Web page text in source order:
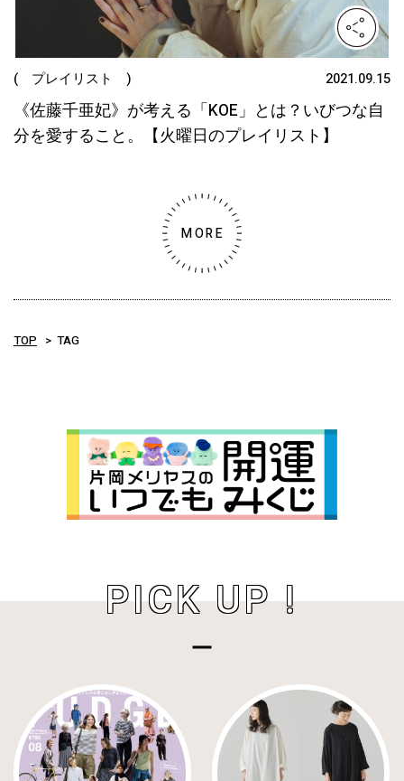
( プレイリスト ) 2021.09.15
《佐藤千亜妃》が考える「KOE」とは？いびつな自
分を愛すること。【火曜日のプレイリスト】
MORE
TOP TAG
PICK UP !